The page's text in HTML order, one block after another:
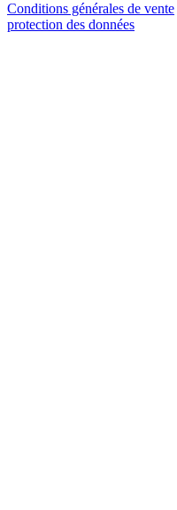
Conditions générales de vente
protection des données